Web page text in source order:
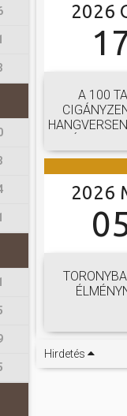
2026
A 100
2026
Hirdetés